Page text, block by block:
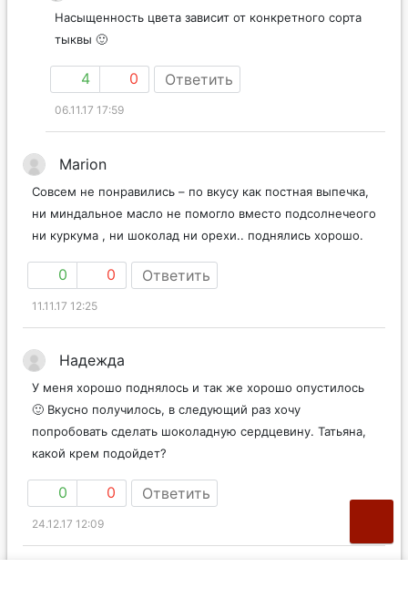
Насыщенность цвета зависит от конкретного сорта
тыквы 🙂
4 0 Ответить
06.11.17 17:59
Marion
Совсем не понравились – по вкусу как постная выпечка,
ни миндальное масло не помогло вместо подсолнечеого
ни куркума , ни шоколад ни орехи.. поднялись хорошо.
0 0 Ответить
11.11.17 12:25
Надежда
У меня хорошо поднялось и так же хорошо опустилось
🙂 Вкусно получилось, в следующий раз хочу
попробовать сделать шоколадную сердцевину. Татьяна,
какой крем подойдет?
0 0 Ответить
24.12.17 12:09